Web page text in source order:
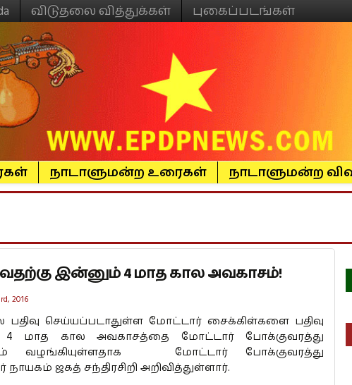
விடுதலை வித்துக்கள் புகைப்படங்கள்
நாடாளுமன்ற உரைகள் நாடாளுமன்ற
இன்னும் 4 மாத கால அவகாசம்!
2016
பதிவு செய்யப்படாதுள்ள மோட்டார் சைக்கிள்களை பதிவு
4 மாத கால அவகாசத்தை மோட்டார் போக்குவரத்து
வழங்கியுள்ளதாக மோட்டார் போக்குவரத்து
ஜகத் சந்திரசிறி அறிவித்துள்ளார்.